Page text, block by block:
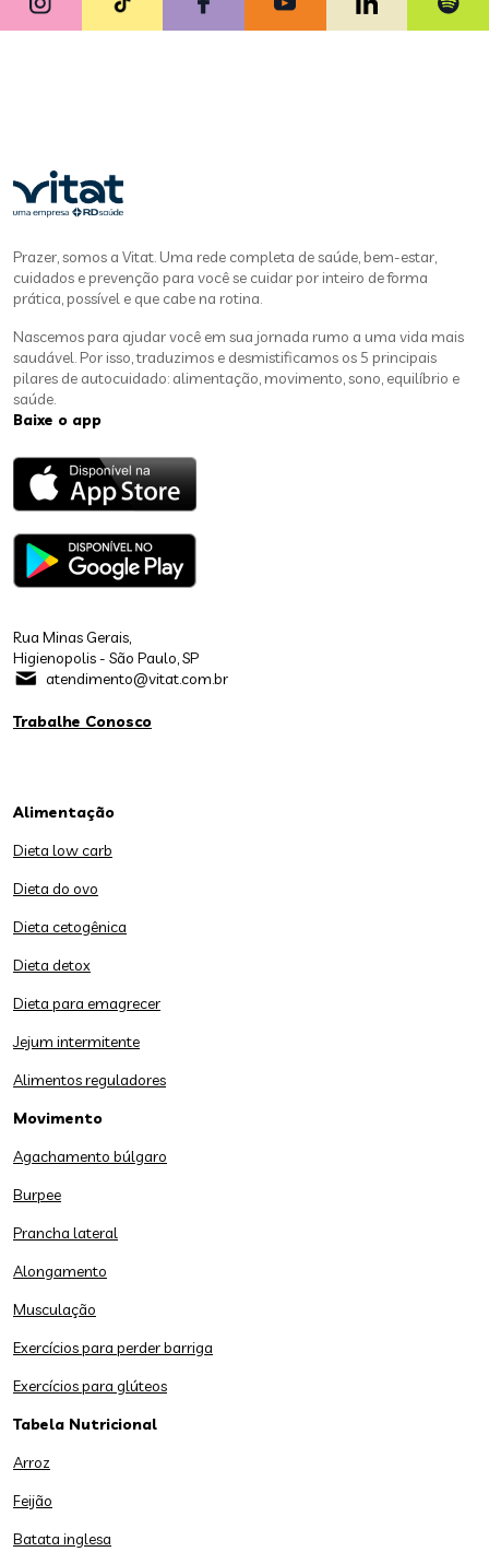
Prazer, somos a Vitat. Uma rede completa de saúde, bem-estar,
cuidados e prevenção para você se cuidar por inteiro de forma
prática, possível e que cabe na rotina.
Nascemos para ajudar você em sua jornada rumo a uma vida mais
saudável. Por isso, traduzimos e desmistificamos os 5 principais
pilares de autocuidado: alimentação, movimento, sono, equilíbrio e
saúde.
Baixe o app
Rua Minas Gerais,
Higienopolis - São Paulo, SP
atendimento@vitat.com.br
Trabalhe Conosco
Alimentação
Dieta low carb
Dieta do ovo
Dieta cetogênica
Dieta detox
Dieta para emagrecer
Jejum intermitente
Alimentos reguladores
Movimento
Agachamento búlgaro
Burpee
Prancha lateral
Alongamento
Musculação
Exercícios para perder barriga
Exercícios para glúteos
Tabela Nutricional
Arroz
Feijão
Batata inglesa